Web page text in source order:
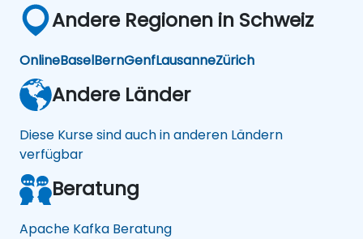
Andere Regionen in Schweiz
OnlineBaselBernGenfLausanneZürich
Andere Länder
Diese Kurse sind auch in anderen Ländern
verfügbar
Beratung
Apache Kafka Beratung